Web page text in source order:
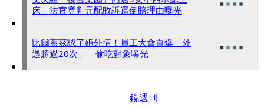
床 法官竟判元配敗訴還倒賠理由曝光
比爾蓋茲認了婚外情！員工大會自爆「外
遇超過20次」 偷吃對象曝光
鏡週刊